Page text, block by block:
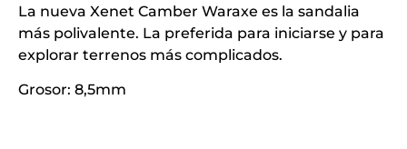
La nueva Xenet Camber Waraxe es la sandalia
más polivalente. La preferida para iniciarse y para
explorar terrenos más complicados.
Grosor: 8,5mm